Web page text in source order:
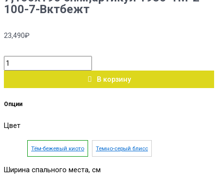
100-7-Вктбежт
23,490₽
В корзину
Опции
Цвет
Тём-бежевый киото Темно-серый блисс
Ширина спального места, см